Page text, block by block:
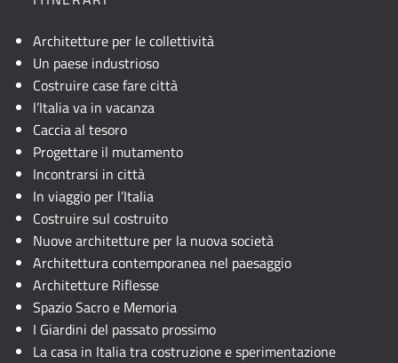
attivare
JavaScript.
Architetture per le collettività
Un paese industrioso
Costruire case fare città
l’Italia va in vacanza
Caccia al tesoro
Progettare il mutamento
Incontrarsi in città
In viaggio per l’Italia
Costruire sul costruito
Nuove architetture per la nuova società
Architettura contemporanea nel paesaggio
Architetture Riflesse
Spazio Sacro e Memoria
I Giardini del passato prossimo
La casa in Italia tra costruzione e sperimentazione